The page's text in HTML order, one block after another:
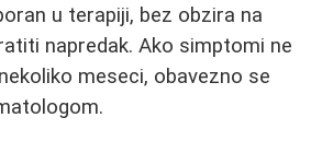
u terapiji, bez obzira na
napredak. Ako simptomi ne
meseci, obavezno se